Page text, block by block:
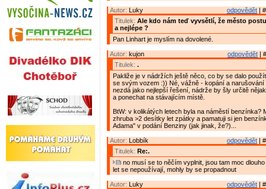
odpovědět |
Autor: Luky
Titulek: Ale kdo nám teď vyvsětlí, že město
a nejlépe ?
Pan Linhart je myslím na dovolené.
odpovědět |
Autor: kujon
Titulek: .
Pakliže je v nádržích ještě něco, co by se dalo
se svým vozem :)) Né, vážně - kopání a narušování
nezdá jako nejlepší řešení, nádrže by šly určitě
a ponechat na stávajícím místě.
BtW: v kolikátých letech byla na náměstí benzínka?
zhruba >2 desítky let zpátky a pamatuji si jen
Adama" v podání Benziny (jak jinak, že?)...
odpovědět |
Autor: Lobbík
Titulek: Re:.
no musí se to něčím vyplnit, jsou tam moc
let se nepoužívají, mohly by se propadnout
odpovědět |
Autor: Luky